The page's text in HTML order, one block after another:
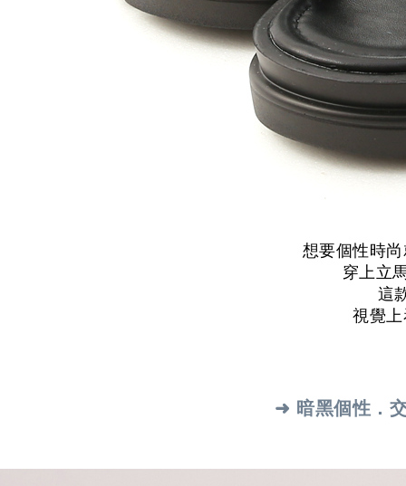
想要個性時
穿上立
這
視覺
➜ 暗黑個性．